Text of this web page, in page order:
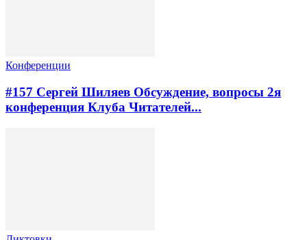
Конференции
#157 Сергей Шиляев Обсуждение, вопросы 2я
конференция Клуба Читателей...